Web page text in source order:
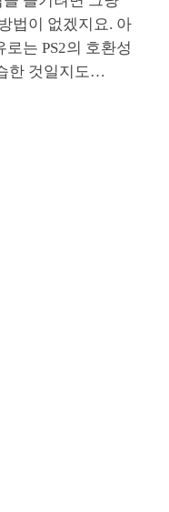
법이 없겠지요. 아
는 PS2의 호환성
한 것일지도…